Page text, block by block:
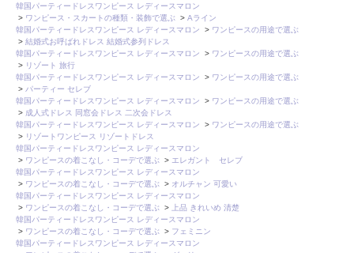
韓国パーティードレスワンピース レディースマロン
> ワンピース・スカートの種類・装飾で選ぶ > Aライン
韓国パーティードレスワンピース レディースマロン
> ワンピースの用途で選ぶ
> 結婚式お呼ばれドレス 結婚式参列ドレス
韓国パーティードレスワンピース レディースマロン
> ワンピースの用途で選ぶ
> リゾート 旅行
韓国パーティードレスワンピース レディースマロン
> ワンピースの用途で選ぶ
> パーティー セレブ
韓国パーティードレスワンピース レディースマロン
> ワンピースの用途で選ぶ
> 成人式ドレス 同窓会ドレス 二次会ドレス
韓国パーティードレスワンピース レディースマロン
> ワンピースの用途で選ぶ
> リゾートワンピース リゾートドレス
韓国パーティードレスワンピース レディースマロン
> ワンピースの着こなし・コーデで選ぶ > エレガント セレブ
韓国パーティードレスワンピース レディースマロン
> ワンピースの着こなし・コーデで選ぶ > オルチャン 可愛い
韓国パーティードレスワンピース レディースマロン
> ワンピースの着こなし・コーデで選ぶ >
上品 きれいめ 清楚
韓国パーティードレスワンピース レディースマロン
> ワンピースの着こなし・コーデで選ぶ > フェミニン
韓国パーティードレスワンピース レディースマロン